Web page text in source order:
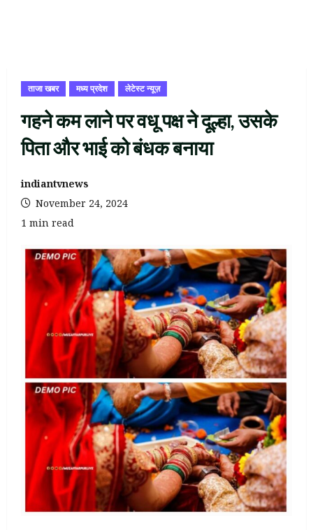
ताजा खबर मध्य प्रदेश लेटेस्ट न्यूज़
गहने कम लाने पर वधू पक्ष ने दूल्हा, उसके
पिता और भाई को बंधक बनाया
indiantvnews
November 24, 2024
1 min read